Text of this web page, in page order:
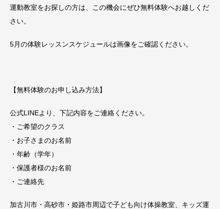
運動教室をお探しの方は、この機会にぜひ無料体験へお越しくだ
さい。
5月の体験レッスンスケジュールは画像をご確認ください。
【無料体験のお申し込み方法】
公式LINEより、下記内容をご連絡ください。
・ご希望のクラス
・お子さまのお名前
・年齢（学年）
・保護者様のお名前
・ご連絡先
加古川市・高砂市・姫路市周辺で子ども向け体操教室、キッズ運